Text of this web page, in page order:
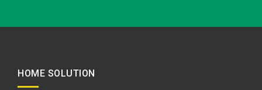
HOME SOLUTION